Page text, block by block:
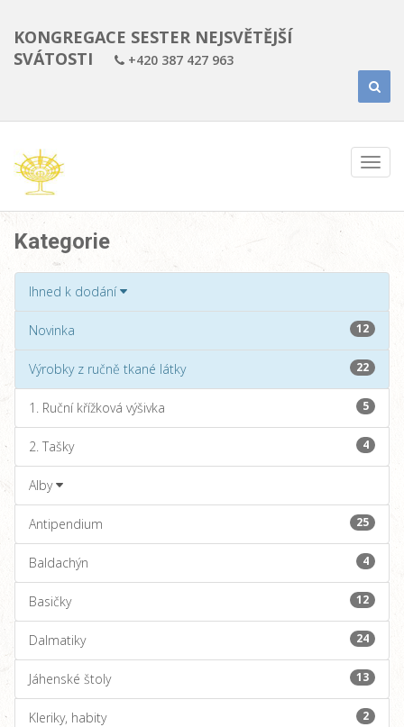
KONGREGACE SESTER NEJSVĚTĚJŠÍ
SVÁTOSTI
+420 387 427 963
Kategorie
Ihned k dodání
Novinka 12
Výrobky z ručně tkané látky 22
1. Ruční křížková výšivka 5
2. Tašky 4
Alby
Antipendium 25
Baldachýn 4
Basičky 12
Dalmatiky 24
Jáhenské štoly 13
Kleriky, habity 2